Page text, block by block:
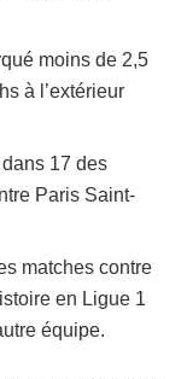
moins de 2,5
à l’extérieur
17 des
Paris Saint-
matches contre
en Ligue 1
équipe.